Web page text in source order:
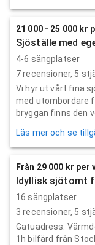
21 000 - 25 000 kr
Sjöställe med
4-6 sängplatser
7recensioner, 5
Vi hyr ut vårt fina
med utombordare
bryggan finns den
Läs mer och se
Från 29 000 kr per
Idyllisk sjötomt
16 sängplatser
3 recensioner, 5
Gatuadress:
1h bilfärd från